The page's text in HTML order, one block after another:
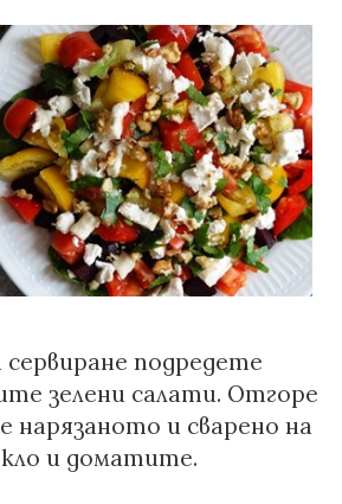
сервиране подредете
зелени салати. Отгоре
нарязаното и сварено на
и доматите.